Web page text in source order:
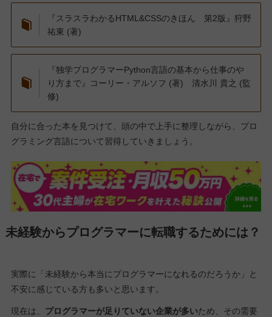
『スラスラわかるHTML&CSSのきほん 第2版』狩野
祐東 (著)
『独学プログラマーPython言語の基本から仕事のや
り方まで』コーリー・アルソフ (著) 清水川 貴之 (監
修)
自分に合った本を見つけて、頭の中で上手に整理しながら、プロ
グラミング言語について習得していきましょう。
未経験からプログラマーに転職するためには？
実際に「未経験から本当にプログラマーになれるのだろうか」と
不安に感じている方も多いと思います。
現在は、 プログラマーが足りていない企業が多いため、その需要